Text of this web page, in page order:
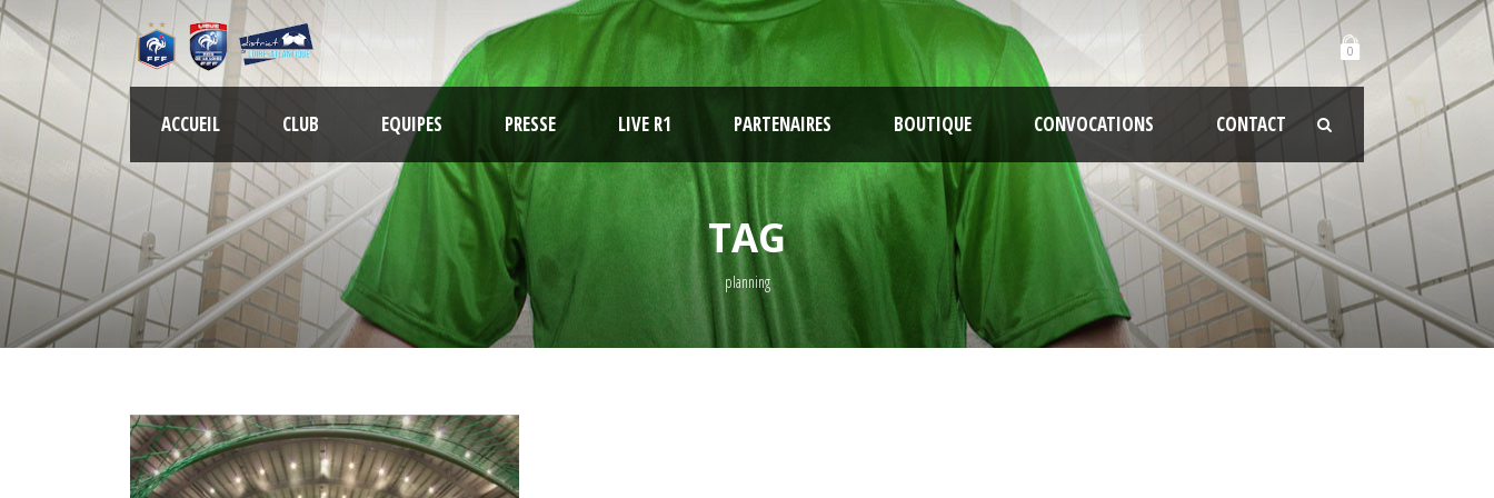
0
ACCUEIL CLUB EQUIPES PRESSE LIVE R1 PARTENAIRES BOUTIQUE CONVOCATIONS CONTACT
TAG
planning